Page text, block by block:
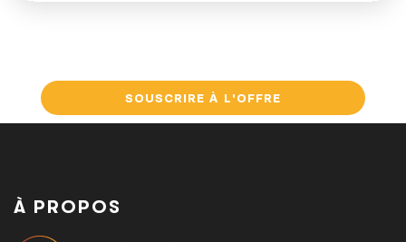
SOUSCRIRE À L'OFFRE
À PROPOS